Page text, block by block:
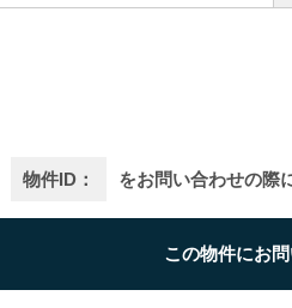
物件ID： をお問い合わせの際
この物件にお